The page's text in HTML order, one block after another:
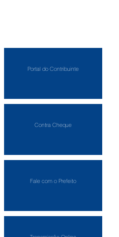
Portal do Contribuinte
Contra Cheque
Fale com o Prefeito